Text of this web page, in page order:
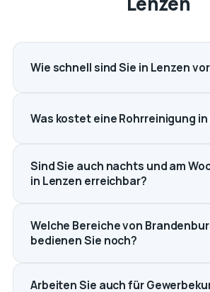
Wie schnell sind Sie in Lenzen
Was kostet eine Rohrreinigung in
Sind Sie auch nachts und am
in Lenzen erreichbar?
Welche Bereiche von
bedienen Sie noch?
Arbeiten Sie auch für